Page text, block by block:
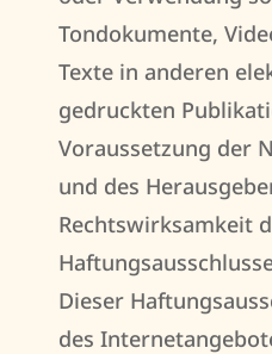
Tondokumente,
Texte in anderen
gedruckten
Voraussetzung der
und des
Rechtswirksamkeit
Dieser
des